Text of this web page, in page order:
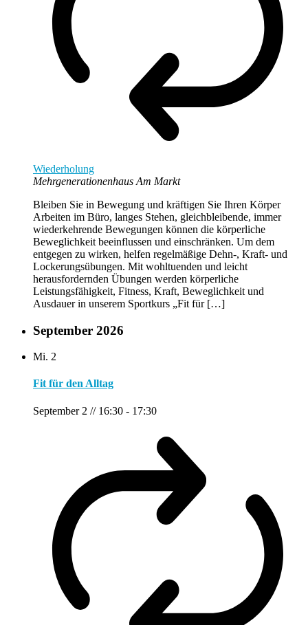
Wiederholung
Mehrgenerationenhaus Am Markt
Bleiben Sie in Bewegung und kräftigen Sie Ihren Körper
Arbeiten im Büro, langes Stehen, gleichbleibende, immer
wiederkehrende Bewegungen können die körperliche
Beweglichkeit beeinflussen und einschränken. Um dem
entgegen zu wirken, helfen regelmäßige Dehn-, Kraft- und
Lockerungsübungen. Mit wohltuenden und leicht
herausfordernden Übungen werden körperliche
Leistungsfähigkeit, Fitness, Kraft, Beweglichkeit und
Ausdauer in unserem Sportkurs „Fit für […]
September 2026
Mi. 2
Fit für den Alltag
September 2 // 16:30 - 17:30